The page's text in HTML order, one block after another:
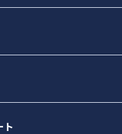
ト